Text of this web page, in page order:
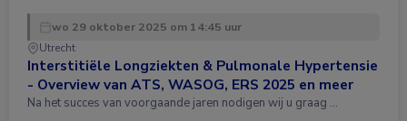
wo 29 oktober 2025 om 14:45 uur
Utrecht
Interstitiële Longziekten & Pulmonale Hypertensie
- Overview van ATS, WASOG, ERS 2025 en meer
Na het succes van voorgaande jaren nodigen wij u graag …